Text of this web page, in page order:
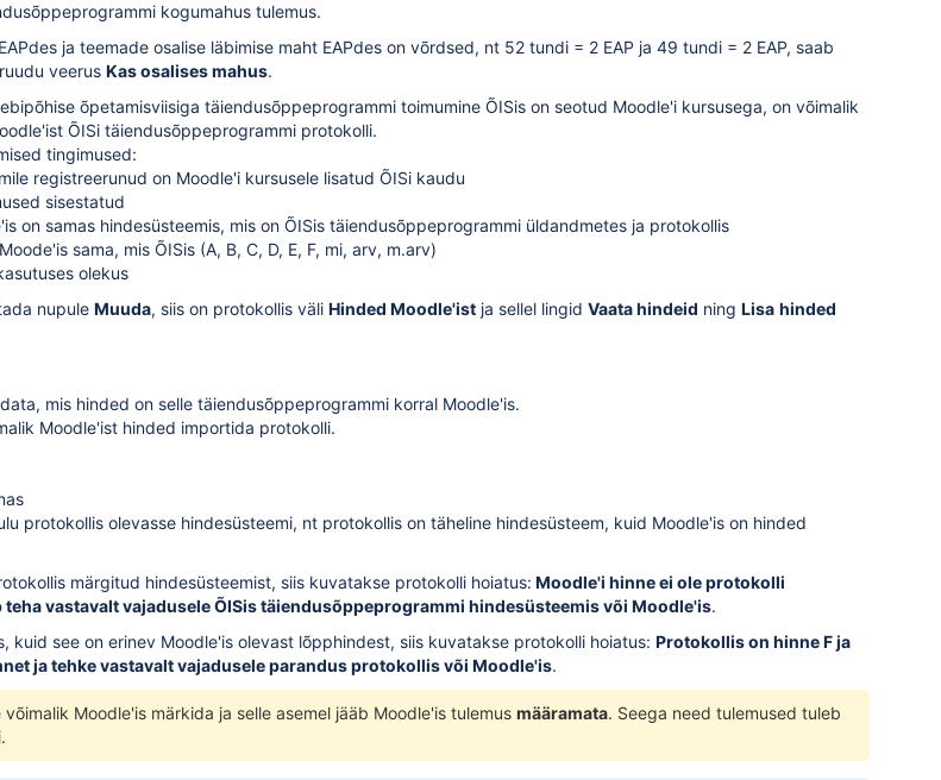
kogumahus tulemus.
ja teemade osalise läbimise maht EAPdes on võrdsed, nt 52 tundi = 2 EAP ja 49 tundi = 2 EAP, saab
veerus Kas osalises mahus.
õpetamisviisiga täiendusõppeprogrammi toimumine ÕISis on seotud Moodle'i kursusega, on võimalik
ÕISi täiendusõppeprogrammi protokolli.
tingimused:
registreerunud on Moodle'i kursusele lisatud ÕISi kaudu
sisestatud
on samas hindesüsteemis, mis on ÕISis täiendusõppeprogrammi üldandmetes ja protokollis
sama, mis ÕISis (A, B, C, D, E, F, mi, arv, m.arv)
olekus
nupule Muuda, siis on protokollis väli Hinded Moodle'ist ja sellel lingid Vaata hindeid ning Lisa hinded
mis hinded on selle täiendusõppeprogrammi korral Moodle'is.
Moodle'ist hinded importida protokolli.
protokollis olevasse hindesüsteemi, nt protokollis on täheline hindesüsteem, kuid Moodle'is on hinded
märgitud hindesüsteemist, siis kuvatakse protokolli hoiatus: Moodle'i hinne ei ole protokolli
vastavalt vajadusele ÕISis täiendusõppeprogrammi hindesüsteemis või Moodle'is.
kuid see on erinev Moodle'is olevast lõpphindest, siis kuvatakse protokolli hoiatus: Protokollis on hinne F ja
ja tehke vastavalt vajadusele parandus protokollis või Moodle'is.
võimalik Moodle'is märkida ja selle asemel jääb Moodle'is tulemus määramata. Seega need tulemused tuleb